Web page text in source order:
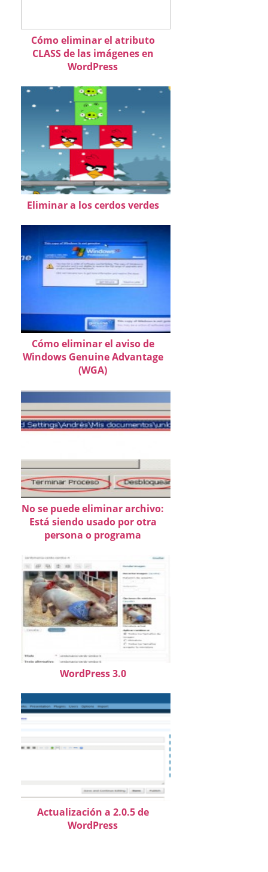
Cómo eliminar el atributo
CLASS de las imágenes en
WordPress
Eliminar a los cerdos verdes
Cómo eliminar el aviso de
Windows Genuine Advantage
(WGA)
No se puede eliminar archivo:
Está siendo usado por otra
persona o programa
WordPress 3.0
Actualización a 2.0.5 de
WordPress